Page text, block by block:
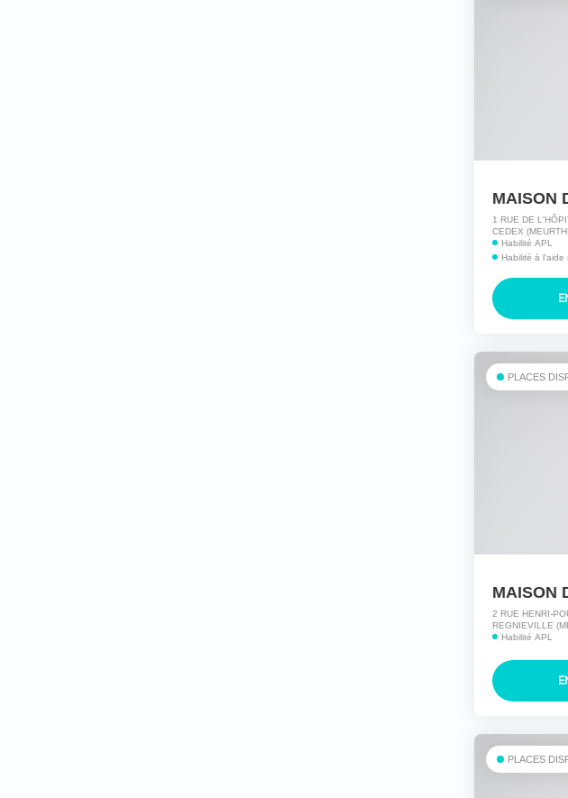
1 RUE DE
CEDEX
Habilité APL
Habilité à l'aide
PLACES
2 RUE HENRI-
REGNIEVILLE
Habilité APL
PLACES